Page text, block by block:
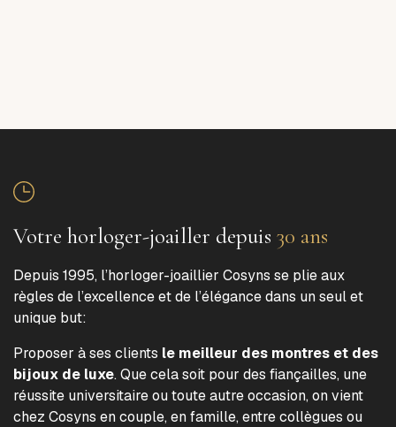
Votre horloger-joailler depuis 30 ans
Depuis 1995, l’horloger-joaillier Cosyns se plie aux
règles de l’excellence et de l’élégance dans un seul et
unique but:
Proposer à ses clients le meilleur des montres et des
bijoux de luxe. Que cela soit pour des fiançailles, une
réussite universitaire ou toute autre occasion, on vient
chez Cosyns en couple, en famille, entre collègues ou